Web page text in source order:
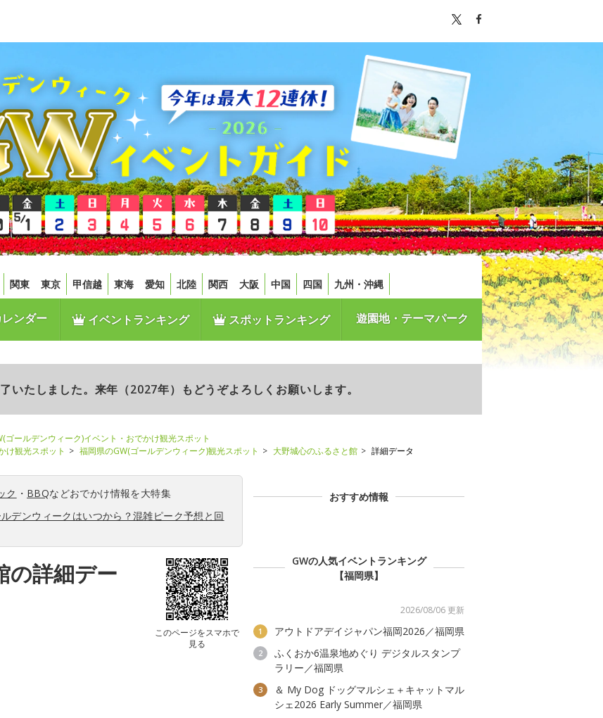
関東 東京 甲信越 東海 愛知 北陸 関西 大阪 中国 四国 九州・沖縄
ンダー イベントランキング スポットランキング 遊園地・テーマパーク
いたしました。来年（2027年）もどうぞよろしくお願いします。
ゴールデンウィーク)イベント・おでかけ観光スポット
け観光スポット
福岡県のGW(ゴールデンウィーク)観光スポット 大野城心のふるさと館 詳細データ
ク ・ BBQなどおでかけ情報を大特集
デンウィークはいつから？混雑ピーク予想と回
の詳細デー
このページをスマホで
見る
おすすめ情報
GWの人気イベントランキング
【福岡県】
2026/08/06 更新
1 アウトドアデイジャパン福岡2026／福岡県
2
ふくおか6温泉地めぐり デジタルスタンプ
ラリー／福岡県
3
＆ My Dog ドッグマルシェ＋キャットマル
シェ2026 Early Summer／福岡県